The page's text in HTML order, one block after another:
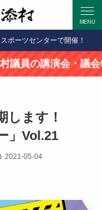
MENU
ポーツセンターで開催！
会・議会報告会開
します！
」Vol.21
2021-05-04